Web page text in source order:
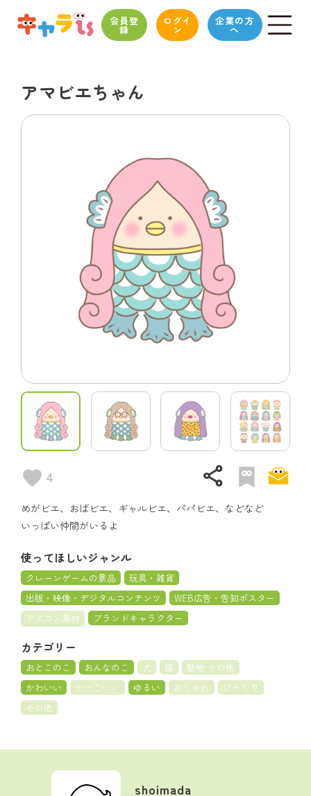
会員登
録
ログイ
ン
企業の方
へ
アマビエちゃん
4 share
めがビエ、おばビエ、ギャルビエ、パパビエ、などなど
いっぱい仲間がいるよ
使ってほしいジャンル
クレーンゲームの景品
玩具・雑貨
出版・映像・デジタルコンテンツ
WEB広告・告知ポスター
アイコン素材
ブランドキャラクター
カテゴリー
おとこのこ おんなのこ 犬 猫
動物 その他
かわいい
かっこいい ゆるい おしゃれ
びっくり
その他
shoimada